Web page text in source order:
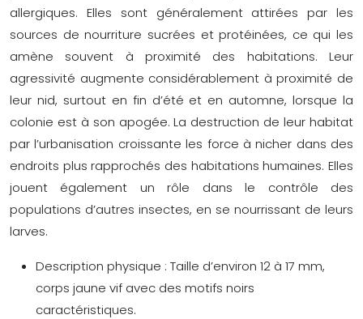
allergiques. Elles sont généralement attirées par les
sources de nourriture sucrées et protéinées, ce qui les
amène souvent à proximité des habitations. Leur
agressivité augmente considérablement à proximité de
leur nid, surtout en fin d’été et en automne, lorsque la
colonie est à son apogée. La destruction de leur habitat
par l’urbanisation croissante les force à nicher dans des
endroits plus rapprochés des habitations humaines. Elles
jouent également un rôle dans le contrôle des
populations d’autres insectes, en se nourrissant de leurs
larves.
Description physique : Taille d’environ 12 à 17 mm,
corps jaune vif avec des motifs noirs
caractéristiques.